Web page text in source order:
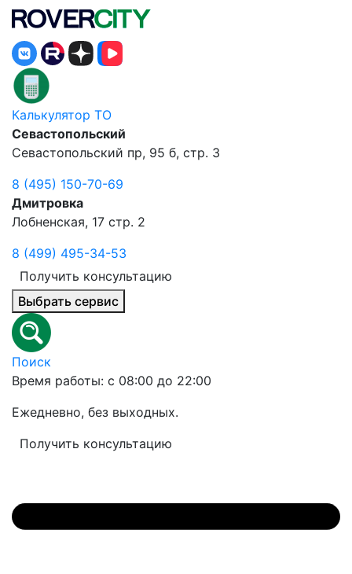
Калькулятор ТО
Севастопольский
Севастопольский пр, 95 б, стр. 3
8 (495) 150-70-69
Дмитровка
Лобненская, 17 стр. 2
8 (499) 495-34-53
Получить консультацию
Выбрать сервис
Поиск
Время работы: с 08:00 до 22:00
Ежедневно, без выходных.
Получить консультацию